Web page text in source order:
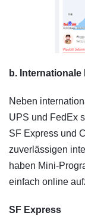
b. Internationale
Neben
UPS und FedEx
SF Express und
zuverlässigen
haben Mini-
einfach online
SF Express